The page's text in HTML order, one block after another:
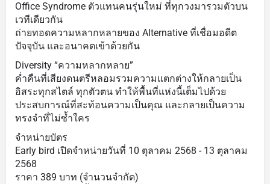
Office Syndrome ตัวแทนคนรุ่นใหม่ ที่ทุกวงมารวมตัวบน
เวทีเดียวกัน
ถ่ายทอดความหลากหลายของ Alternative ที่เชื่อมอดีต
ปัจจุบัน และอนาคตเข้าด้วยกัน
Diversity “ความหลากหลาย”
ค่ำคืนที่เสียงดนตรีหลอมรวมความแตกต่างให้กลายเป็น
อิสระทุกสไตล์ ทุกตัวตน ทำให้พื้นที่แห่งนี้เต็มไปด้วย
ประสบการณ์ที่สะท้อนความเป็นคุณ และกลายเป็นความ
ทรงจำที่ไม่ซ้ำใคร
จำหน่ายบัตร
Early bird เปิดจำหน่ายวันที่ 10 ตุลาคม 2568 - 13 ตุลาคม
2568
ราคา 389 บาท (จำนวนจำกัด)